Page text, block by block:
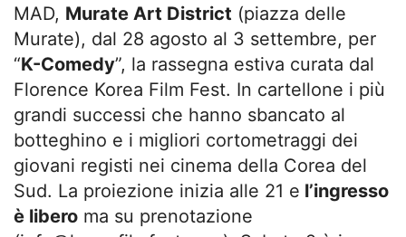
MAD, Murate Art District (piazza delle
Murate), dal 28 agosto al 3 settembre, per
“K-Comedy”, la rassegna estiva curata dal
Florence Korea Film Fest. In cartellone i più
grandi successi che hanno sbancato al
botteghino e i migliori cortometraggi dei
giovani registi nei cinema della Corea del
Sud. La proiezione inizia alle 21 e l’ingresso
è libero ma su prenotazione